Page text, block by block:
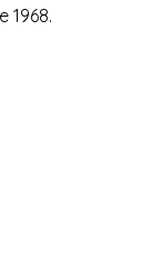
1968.